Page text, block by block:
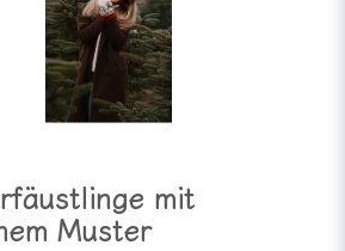
mit
Muster